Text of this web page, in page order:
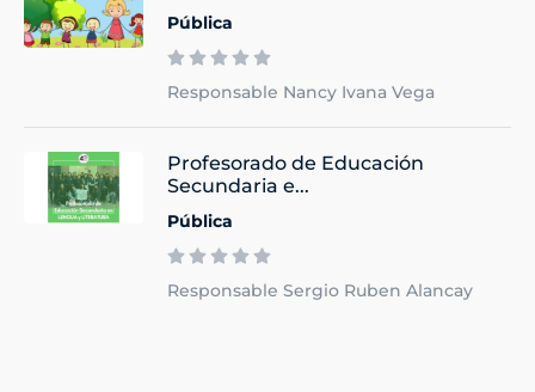
Pública
Responsable Nancy Ivana Vega
Profesorado de Educación
Secundaria e...
Pública
Responsable Sergio Ruben Alancay